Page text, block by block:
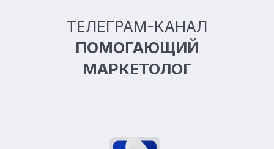
ТЕЛЕГРАМ-КАНАЛ
ПОМОГАЮЩИЙ
МАРКЕТОЛОГ